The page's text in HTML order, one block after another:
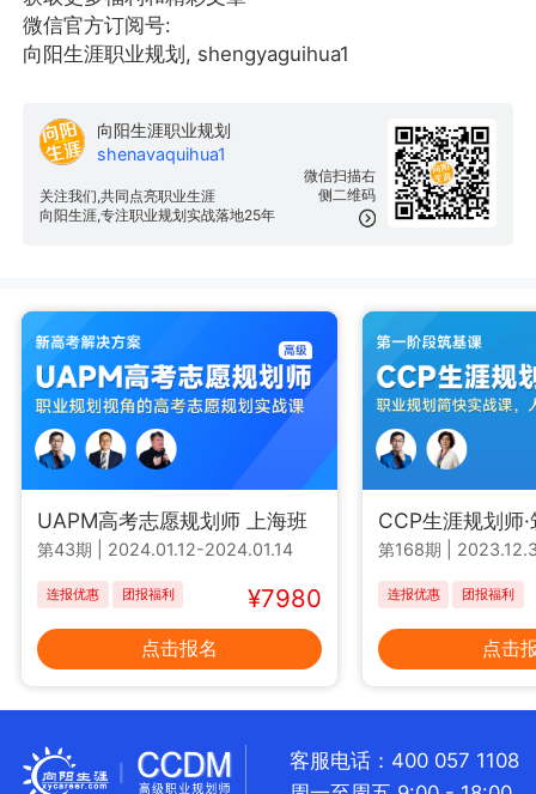
微信官方订阅号:
向阳生涯职业规划, shengyaguihua1
微信扫描右
侧二维码
向阳生涯职业规划
shenavaquihua1
关注我们,共同点亮职业生涯
向阳生涯,专注职业规划实战落地25年
UAPM高考志愿规划师 上海班
第43期 2024.01.12-2024.01.14
连报优惠 团报福利 ¥7980
点击报名
CCP生涯规划师
第168期
连报优惠 团报福利
点击
客服电话：400 057 1108